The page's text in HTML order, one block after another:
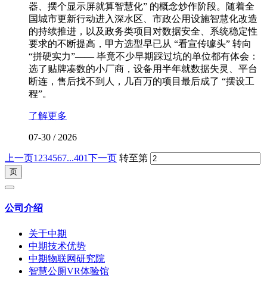
器、摆个显示屏就算智慧化” 的概念炒作阶段。随着全
国城市更新行动进入深水区、市政公用设施智慧化改造
的持续推进，以及政务类项目对数据安全、系统稳定性
要求的不断提高，甲方选型早已从 “看宣传噱头” 转向
“拼硬实力”—— 毕竟不少早期踩过坑的单位都有体会：
选了贴牌凑数的小厂商，设备用半年就数据失灵、平台
断连，售后找不到人，几百万的项目最后成了 “摆设工
程”。
了解更多
07-30 / 2026
上一页1 234567...401下一页 转至第
公司介绍
关于中期
中期技术优势
中期物联网研究院
智慧公厕VR体验馆